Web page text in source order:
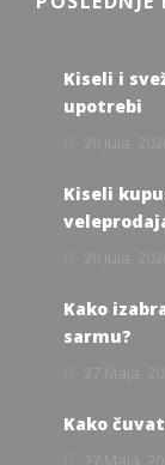
Kiseli i
upotrebi
Kiseli
Kako
sarmu?
Kako